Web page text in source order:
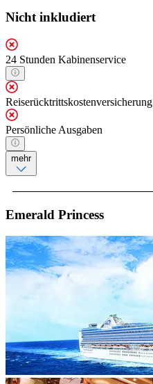
Nicht inkludiert
24 Stunden Kabinenservice
Reiserücktrittskostenversicherung
Persönliche Ausgaben
mehr
Emerald Princess